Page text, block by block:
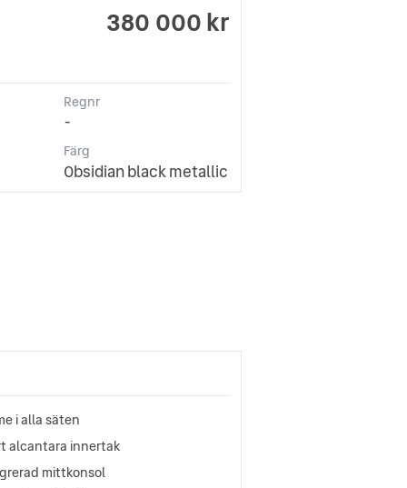
380 000 kr
Regnr
-
Färg
Obsidian black metallic
i alla säten
alcantara innertak
mittkonsol